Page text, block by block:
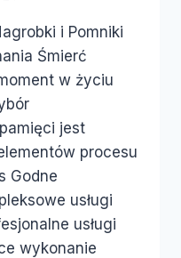
i Pomniki
Śmierć
w życiu
jest
procesu
Godne
usługi
usługi
wykonanie